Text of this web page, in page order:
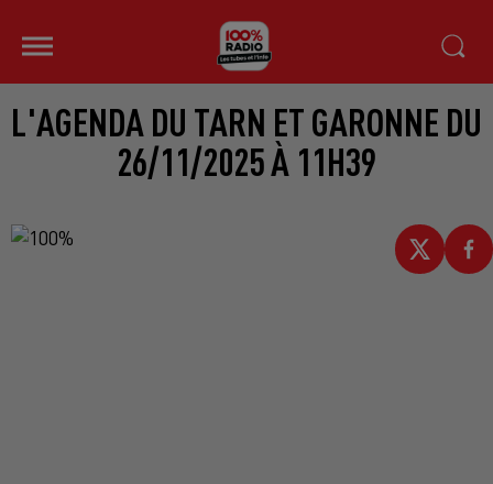
L'AGENDA DU TARN ET GARONNE DU
26/11/2025 À 11H39